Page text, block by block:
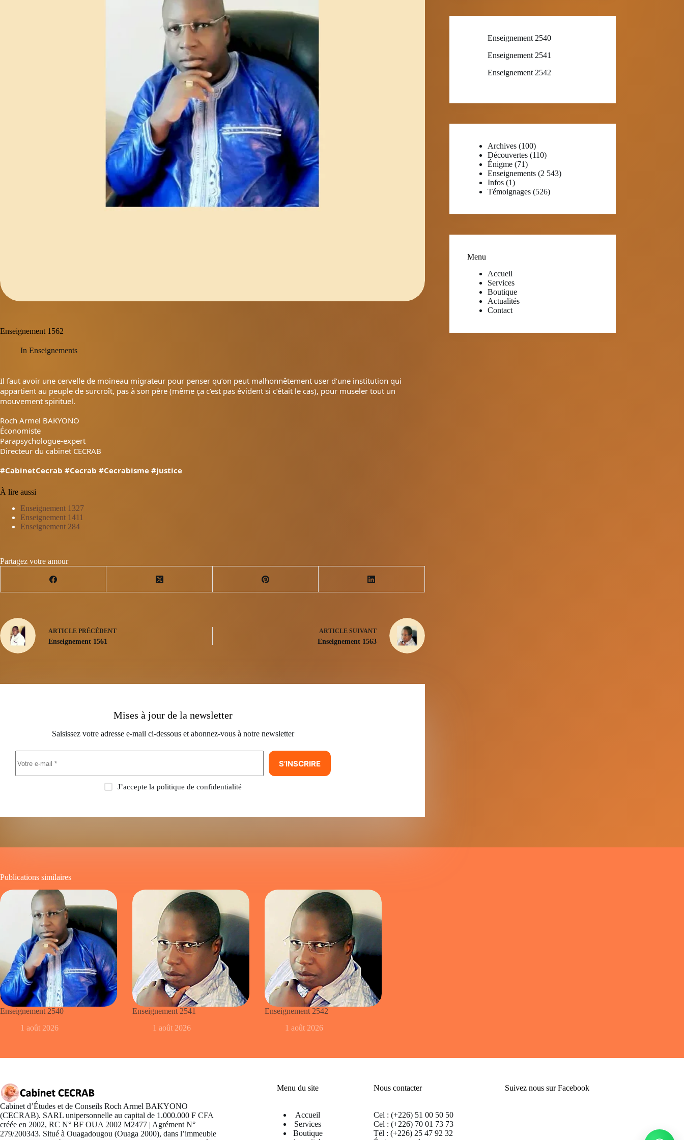
Enseignement 1562
In Enseignements
Il faut avoir une cervelle de moineau migrateur pour penser qu’on peut malhonnêtement user d’une institution qui
appartient au peuple de surcroît, pas à son père (même ça c’est pas évident si c’était le cas), pour museler tout un
mouvement spirituel.
Roch Armel BAKYONO
Économiste
Parapsychologue-expert
Directeur du cabinet CECRAB
#CabinetCecrab #Cecrab #Cecrabisme #justice
À lire aussi
Enseignement 1327
Enseignement 1411
Enseignement 284
Partagez votre amour
ARTICLE PRÉCÉDENT
Enseignement 1561
ARTICLESUIVANT
Enseignement 1563
Mises à jour de la newsletter
Saisissez votre adresse e-mail ci-dessous et abonnez-vous à notre newsletter
S’INSCRIRE
J’accepte la politique de confidentialité
Enseignement 2540
Enseignement 2541
Enseignement 2542
Archives (100)
Découvertes (110)
Énigme (71)
Enseignements (2 543)
Infos (1)
Témoignages (526)
Menu
Accueil
Services
Boutique
Actualités
Contact
Publications similaires
Enseignement 2540
1 août 2026
Enseignement 2541
1 août 2026
Enseignement 2542
1 août 2026
Cabinet d’Études et de Conseils Roch Armel BAKYONO
(CECRAB). SARL unipersonnelle au capital de 1.000.000 F CFA
créée en 2002, RC N° BF OUA 2002 M2477 | Agrément N°
279/200343. Situé à Ouagadougou (Ouaga 2000), dans l’immeuble
Menu du site
Accueil
Services
Boutique
Nous contacter
Cel : (+226) 51 00 50 50
Cel : (+226) 70 01 73 73
Tél : (+226) 25 47 92 32
Suivez nous sur Facebook